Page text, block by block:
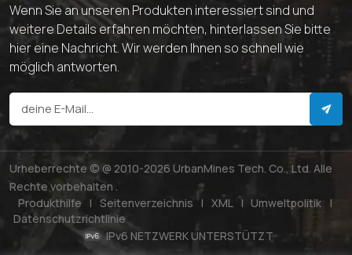
Wenn Sie an unseren Produkten interessiert sind und
weitere Details erfahren möchten, hinterlassen Sie bitte
hier eine Nachricht. Wir werden Ihnen so schnell wie
möglich antworten.
Urheberrechte © @ 2010-2026 UrbanMines Tech. Co., Ltd. Alle
Rechte vorbehalten .
Produkthilfe | Seitenverzeichnis | XML | Umweltpolitik |
Datenschutzrichtlinie
IPv6 NETZWERK UNTERSTÜTZT